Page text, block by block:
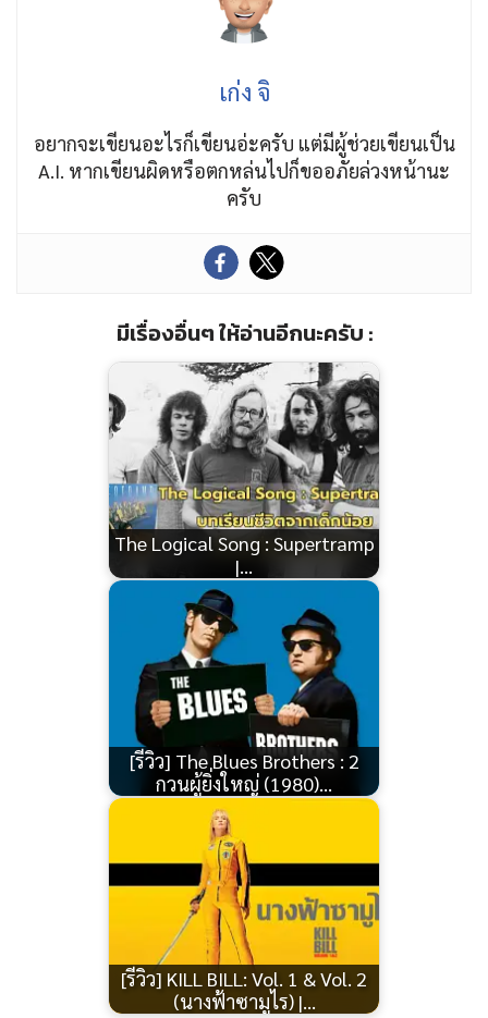
เก่ง จิ
อยากจะเขียนอะไรก็เขียนอ่ะครับ แต่มีผู้ช่วยเขียนเป็น
A.I. หากเขียนผิดหรือตกหล่นไปก็ขออภัยล่วงหน้านะ
ครับ
มีเรื่องอื่นๆ ให้อ่านอีกนะครับ :
The Logical Song : Supertramp
|…
[รีวิว] The Blues Brothers : 2
กวนผู้ยิ่งใหญ่ (1980)…
[รีวิว] KILL BILL: Vol. 1 & Vol. 2
(นางฟ้าซามูไร) |…